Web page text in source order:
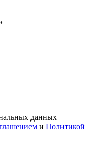
*
данных
и Политикой